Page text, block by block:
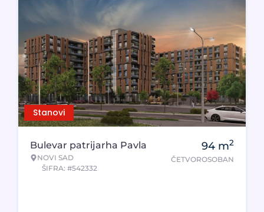
Stanovi
Bulevar patrijarha Pavla
NOVI SAD
ŠIFRA: #542332
94 m2
ČETVOROSOBAN